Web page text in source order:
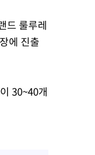
드 룰루레
에 진출
30~40개